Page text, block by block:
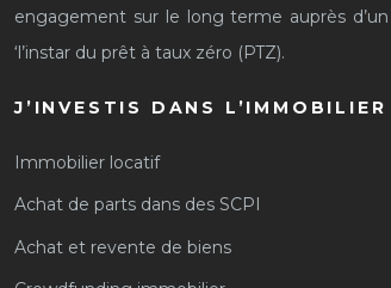
engagement sur le long terme auprès
‘l’instar du prêt à taux zéro (PTZ).
J’INVESTIS DANS L’IMMOBILIER
Immobilier locatif
Achat de parts dans des SCPI
Achat et revente de biens